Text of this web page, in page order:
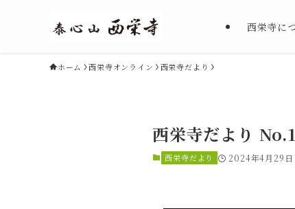
西栄寺に
ホーム 西栄寺オンライン 西栄寺だより
西栄寺だより
西栄寺だより 2024年4月29日